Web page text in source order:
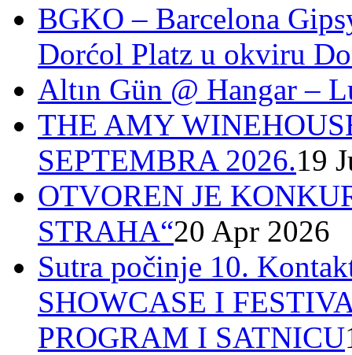
BGKO – Barcelona
Dorćol Platz u okviru
Altın Gün @ Hangar –
THE AMY
SEPTEMBRA 2026.19
OTVOREN JE
STRAHA“20 Apr 2026
Sutra počinje 10.
SHOWCASE I
PROGRAM I SATNICU